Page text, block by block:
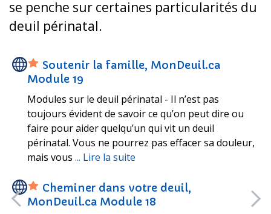
se penche sur certaines particularités du
deuil périnatal.
Soutenir la famille, MonDeuil.ca
Module 19
Modules sur le deuil périnatal - Il n’est pas
toujours évident de savoir ce qu’on peut dire ou
faire pour aider quelqu’un qui vit un deuil
périnatal. Vous ne pourrez pas effacer sa douleur,
mais vous ... Lire la suite
Cheminer dans votre deuil,
MonDeuil.ca Module 18